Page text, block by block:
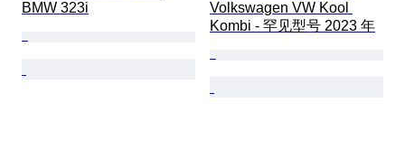
BMW 323i
Volkswagen VW Kool
Kombi - 罕见型号 2023 年